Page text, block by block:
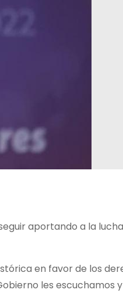
aportando a la
en favor de los
les escuchamos